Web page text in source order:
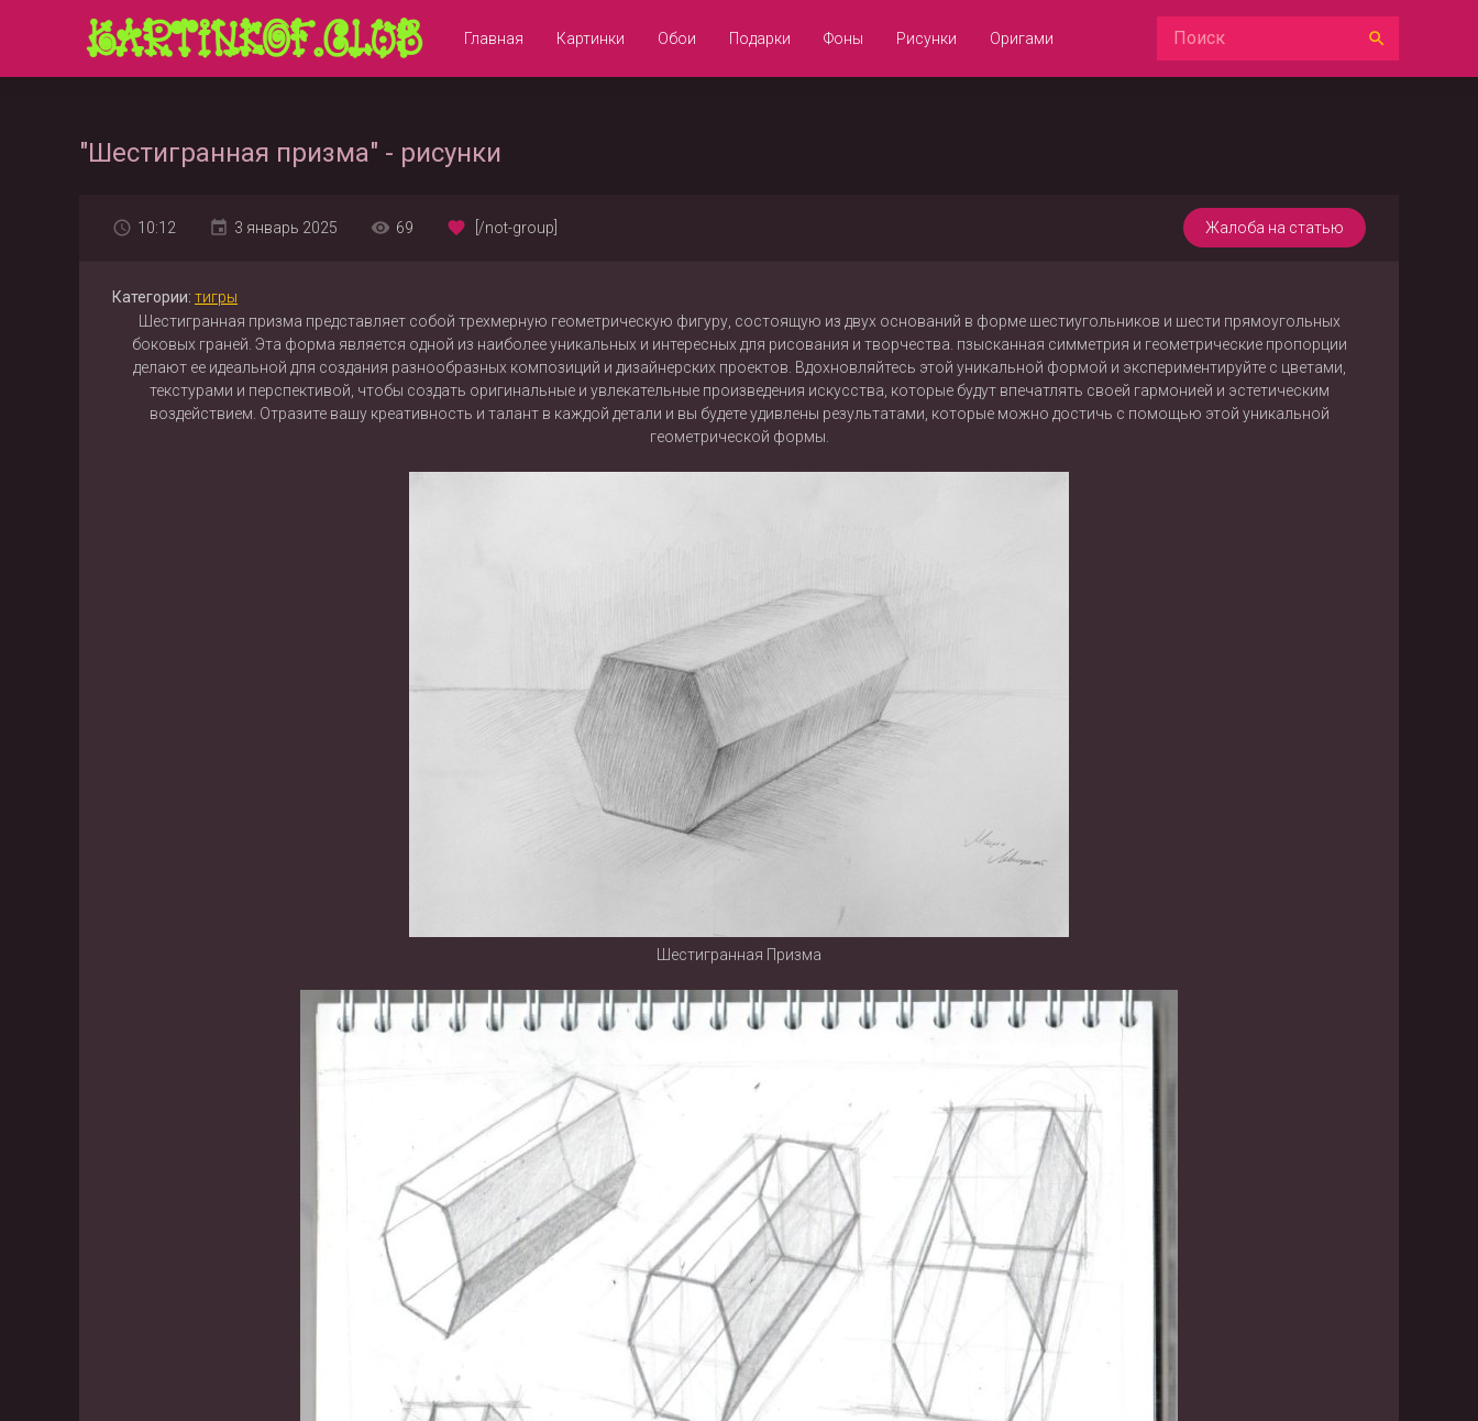
Главная Картинки Обои Подарки Фоны Рисунки Оригами
"Шестигранная призма" - рисунки
Жалоба на статью
10:12 3 январь 2025 69 [/not-group]
Категории: тигры
Шестигранная призма представляет собой трехмерную геометрическую фигуру, состоящую из двух оснований в форме шестиугольников и шести прямоугольных
боковых граней. Эта форма является одной из наиболее уникальных и интересных для рисования и творчества. пзысканная симметрия и геометрические пропорции
делают ее идеальной для создания разнообразных композиций и дизайнерских проектов. Вдохновляйтесь этой уникальной формой и экспериментируйте с цветами,
текстурами и перспективой, чтобы создать оригинальные и увлекательные произведения искусства, которые будут впечатлять своей гармонией и эстетическим
воздействием. Отразите вашу креативность и талант в каждой детали и вы будете удивлены результатами, которые можно достичь с помощью этой уникальной
геометрической формы.
Шестигранная Призма